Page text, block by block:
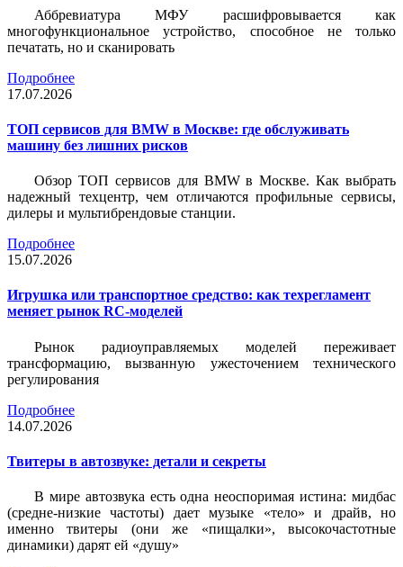
Аббревиатура МФУ расшифровывается как
многофункциональное устройство, способное не только
печатать, но и сканировать
Подробнее
17.07.2026
ТОП сервисов для BMW в Москве: где обслуживать
машину без лишних рисков
Обзор ТОП сервисов для BMW в Москве. Как выбрать
надежный техцентр, чем отличаются профильные сервисы,
дилеры и мультибрендовые станции.
Подробнее
15.07.2026
Игрушка или транспортное средство: как техрегламент
меняет рынок RC-моделей
Рынок радиоуправляемых моделей переживает
трансформацию, вызванную ужесточением технического
регулирования
Подробнее
14.07.2026
Твитеры в автозвуке: детали и секреты
В мире автозвука есть одна неоспоримая истина: мидбас
(средне-низкие частоты) дает музыке «тело» и драйв, но
именно твитеры (они же «пищалки», высокочастотные
динамики) дарят ей «душу»